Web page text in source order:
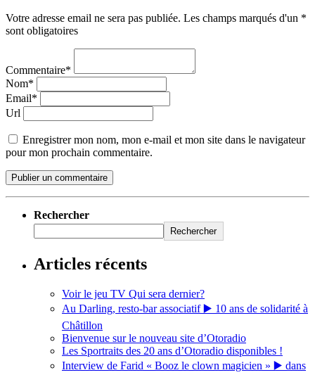
Votre adresse email ne sera pas publiée. Les champs marqués d'un *
sont obligatoires
Commentaire*
Nom*
Email*
Url
Enregistrer mon nom, mon e-mail et mon site dans le navigateur
pour mon prochain commentaire.
Rechercher
Rechercher
Articles récents
Voir le jeu TV Qui sera dernier?
Au Darling, resto-bar associatif ▶️ 10 ans de solidarité à
Châtillon
Bienvenue sur le nouveau site d’Otoradio
Les Sportraits des 20 ans d’Otoradio disponibles !
Interview de Farid « Booz le clown magicien » ▶️ dans